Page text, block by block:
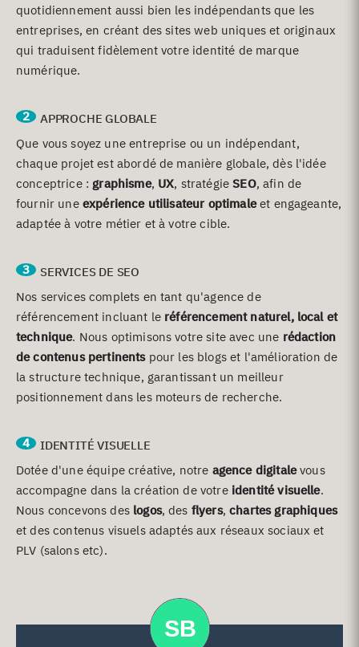
quotidiennement aussi bien les indépendants que les
entreprises, en créant des sites web uniques et originaux
qui traduisent fidèlement votre identité de marque
numérique.
2
APPROCHE GLOBALE
Que vous soyez une entreprise ou un indépendant,
chaque projet est abordé de manière globale, dès l'idée
conceptrice : graphisme, UX, stratégieSEO, afin de
fournir une expérience utilisateur optimaleet engageante,
adaptée à votre métier et à votre cible.
3
SERVICES DE SEO
Nos services complets en tant qu'agence de
référencement incluant le référencement naturel, local et
technique. Nous optimisons votre site avec une rédaction
de contenus pertinentspour les blogs et l'amélioration de
la structure technique, garantissant un meilleur
positionnement dans les moteurs de recherche.
4
IDENTITÉ VISUELLE
Dotée d'une équipe créative, notre agence digitalevous
accompagne dans la création de votre identité visuelle.
Nous concevons des logos, des flyers,chartes graphiques
et des contenus visuels adaptés aux réseaux sociaux et
PLV (salons etc).